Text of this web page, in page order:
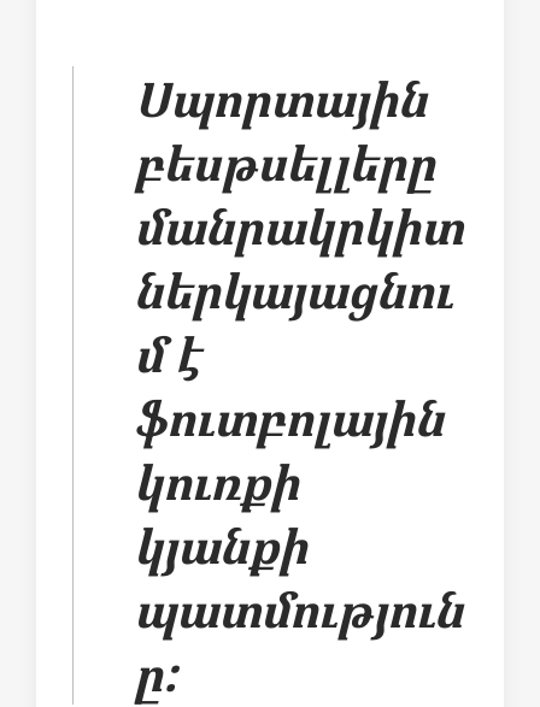
Սպորտային
բեսթսելլերը
մանրակրկիտ
ներկայացնու
մ է
ֆուտբոլային
կուռքի
կյանքի
պատմություն
ը: